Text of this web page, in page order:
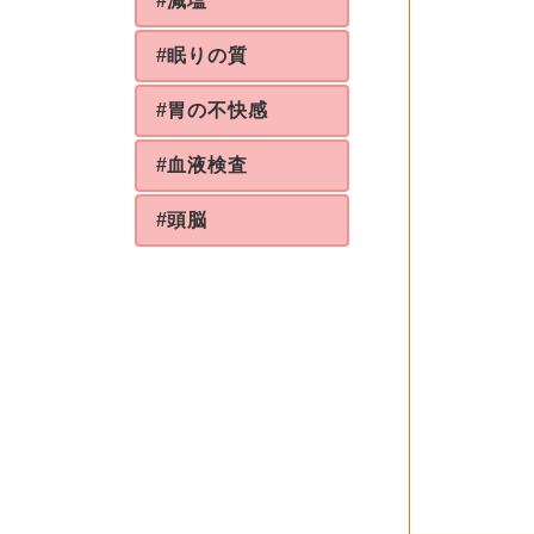
#眠りの質
#胃の不快感
#血液検査
#頭脳